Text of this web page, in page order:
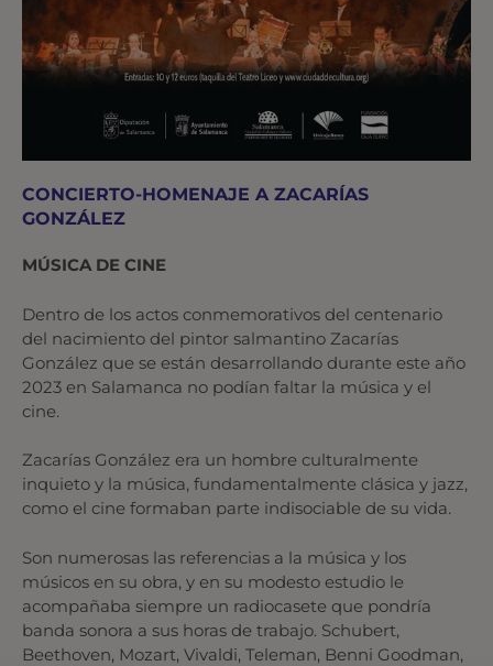
CONCIERTO-HOMENAJE A ZACARÍAS
GONZÁLEZ
MÚSICA DE CINE
Dentro de los actos conmemorativos del centenario
del nacimiento del pintor salmantino Zacarías
González que se están desarrollando durante este año
2023 en Salamanca no podían faltar la música y el
cine.
Zacarías González era un hombre culturalmente
inquieto y la música, fundamentalmente clásica y jazz,
como el cine formaban parte indisociable de su vida.
Son numerosas las referencias a la música y los
músicos en su obra, y en su modesto estudio le
acompañaba siempre un radiocasete que pondría
banda sonora a sus horas de trabajo. Schubert,
Beethoven, Mozart, Vivaldi, Teleman, Benni Goodman,